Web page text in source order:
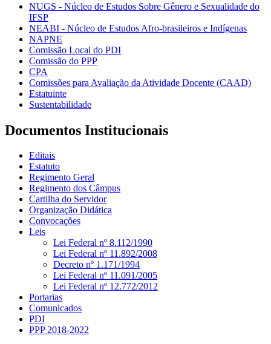
NUGS - Núcleo de Estudos Sobre Gênero e Sexualidade do
IFSP
NEABI - Núcleo de Estudos Afro-brasileiros e Indígenas
NAPNE
Comissão Local do PDI
Comissão do PPP
CPA
Comissões para Avaliação da Atividade Docente (CAAD)
Estatuinte
Sustentabilidade
Documentos Institucionais
Editais
Estatuto
Regimento Geral
Regimento dos Câmpus
Cartilha do Servidor
Organização Didática
Convocações
Leis
Lei Federal nº 8.112/1990
Lei Federal nº 11.892/2008
Decreto nº 1.171/1994
Lei Federal nº 11.091/2005
Lei Federal nº 12.772/2012
Portarias
Comunicados
PDI
PPP 2018-2022